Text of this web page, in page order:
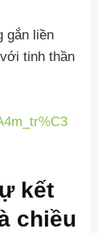
gắn liền
tinh thần
kết
chiều